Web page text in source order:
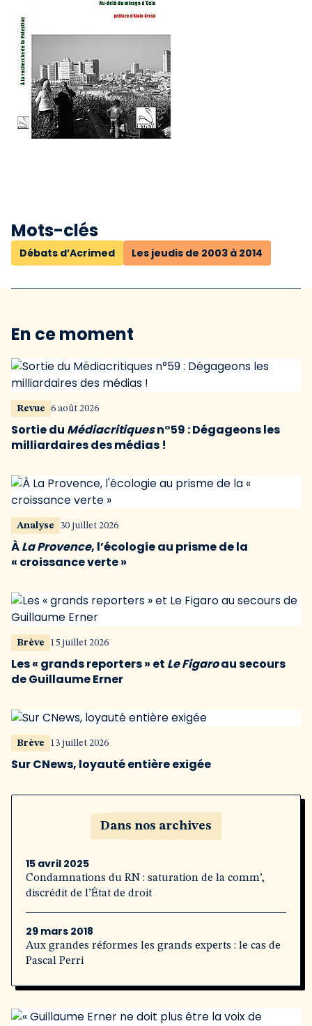
Mots-clés
Débats d’Acrimed Les jeudis de 2003 à 2014
En ce moment
Revue 6 août 2026
Sortie du Médiacritiquesn°59 : Dégageons les
milliardaires des médias !
Analyse 30 juillet 2026
ÀLa Provence, l’écologie au prisme de la
« croissance verte »
Brève 15 juillet 2026
Les « grands reporters » et Le Figaroau secours
de Guillaume Erner
Brève 13 juillet 2026
Sur CNews, loyauté entière exigée
Dans nos archives
15 avril 2025
Condamnations du RN : saturation de la comm’,
discrédit de l’État de droit
29 mars 2018
Aux grandes réformes les grands experts : le cas de
Pascal Perri